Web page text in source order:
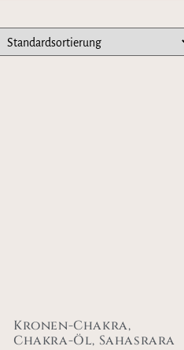
Kronen-Chakra,
Chakra-Öl, Sahasrara